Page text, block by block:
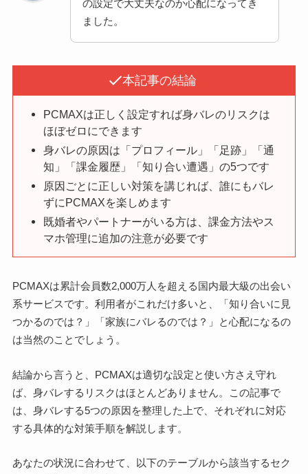
の設定で大丈夫なのか心配になってき
ました。
本記事の結論
PCMAXは正しく設定すれば身バレのリスクは
ほぼゼロにできます
身バレの原因は「プロフィール」「足跡」「通
知」「課金履歴」「知り合い遭遇」の5つです
原因ごとに正しい対策を講じれば、誰にもバレ
ずにPCMAXを楽しめます
既婚者やパートナーがいる方は、課金方法やス
マホ管理に追加の注意が必要です
PCMAXは累計会員数2,000万人を超える国内最大級の出会い
系サービスです。利用者がこれだけ多いと、「知り合いに見
つかるのでは？」「家族にバレるのでは？」と心配になるの
は当然のことでしょう。
結論から言うと、PCMAXは適切な設定と使い方さえ守れ
ば、身バレするリスクはほとんどありません。この記事で
は、身バレする5つの原因を整理した上で、それぞれに対応
する具体的な対策手順を解説します。
あなたの状況に合わせて、以下のテーブルから該当するセク